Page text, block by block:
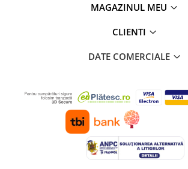
MAGAZINUL MEU
CLIENTI
DATE COMERCIALE